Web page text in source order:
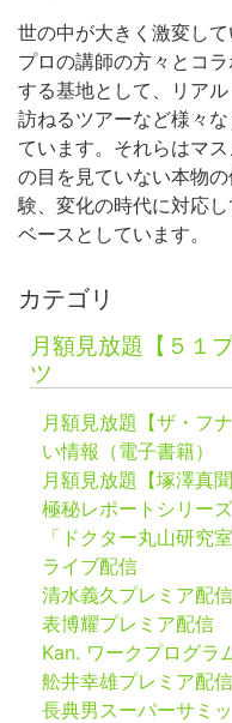
世の中が大きく激変し
プロの講師の方々とコ
する基地として、リア
訪ねるツアーなど様々
ています。それらはマ
の目を見ていない本物
験、変化の時代に対応
ベースとしています。
カテゴリ
月額見放題【５１
ツ
月額見放題【ザ・フ
い情報（電子書籍）
月額見放題【塚澤真
極秘レポートシリーズ
「ドクター丸山研究
ライブ配信
清水義久プレミア配信
表博耀プレミア配信
Kan. ワークプログラ
舩井幸雄プレミア配信
長典男スーパーサミ